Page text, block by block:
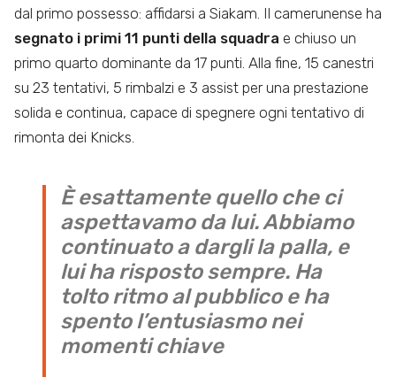
dal primo possesso: affidarsi a Siakam. Il camerunense ha
segnato i primi 11 punti della squadra e chiuso un
primo quarto dominante da 17 punti. Alla fine, 15 canestri
su 23 tentativi, 5 rimbalzi e 3 assist per una prestazione
solida e continua, capace di spegnere ogni tentativo di
rimonta dei Knicks.
È esattamente quello che ci
aspettavamo da lui. Abbiamo
continuato a dargli la palla, e
lui ha risposto sempre. Ha
tolto ritmo al pubblico e ha
spento l’entusiasmo nei
momenti chiave